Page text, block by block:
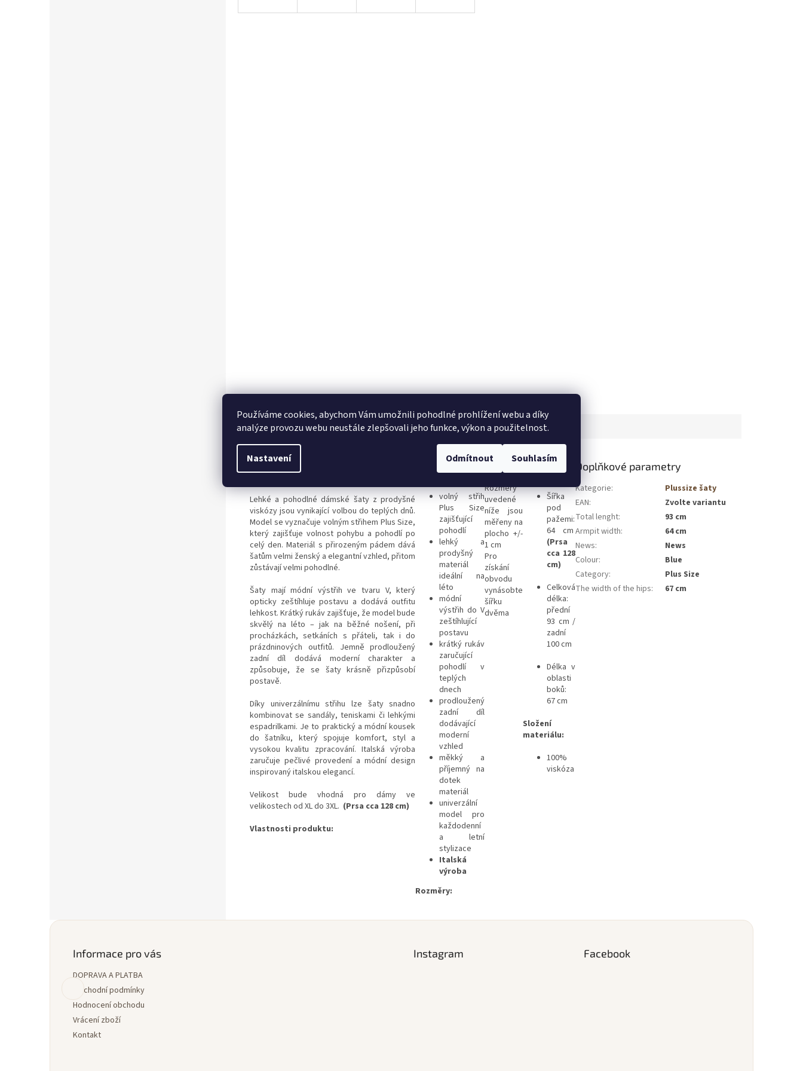
Používáme cookies, abychom Vám umožnili pohodlné prohlížení webu a díky
analýze provozu webu neustále zlepšovali jeho funkce, výkon a použitelnost.
Nastavení Odmítnout Souhlasím
Popis Diskuze
Lehké a pohodlné dámské šaty z prodyšné
viskózy jsou vynikající volbou do teplých dnů.
Model se vyznačuje volným střihem Plus Size,
který zajišťuje volnost pohybu a pohodlí po
celý den. Materiál s přirozeným pádem dává
šatům velmi ženský a elegantní vzhled, přitom
zůstávají velmi pohodlné.
Šaty mají módní výstřih ve tvaru V, který
opticky zeštíhluje postavu a dodává outfitu
lehkost. Krátký rukáv zajišťuje, že model bude
skvělý na léto – jak na běžné nošení, při
procházkách, setkáních s přáteli, tak i do
prázdninových outfitů. Jemně prodloužený
zadní díl dodává moderní charakter a
způsobuje, že se šaty krásně přizpůsobí
postavě.
Díky univerzálnímu střihu lze šaty snadno
kombinovat se sandály, teniskami či lehkými
espadrilkami. Je to praktický a módní kousek
do šatníku, který spojuje komfort, styl a
vysokou kvalitu zpracování. Italská výroba
zaručuje pečlivé provedení a módní design
inspirovaný italskou elegancí.
Velikost bude vhodná pro dámy ve
velikostech od XL do 3XL. (Prsa cca 128 cm)
Vlastnosti produktu:
volný střih
Plus Size
zajišťující
pohodlí
lehký a
prodyšný
materiál
ideální na
léto
módní
výstřih do V
zeštíhlující
postavu
krátký rukáv
zaručující
pohodlí v
teplých
dnech
prodloužený
zadní díl
dodávající
moderní
vzhled
měkký a
příjemný na
dotek
materiál
univerzální
model pro
každodenní
a letní
stylizace
Italská
výroba
Rozměry:
Rozměry
uvedené
níže jsou
měřeny na
plocho +/-
1 cm
Pro
získání
obvodu
vynásobte
šířku
dvěma
Šířka
pod
pažemi:
64 cm
(Prsa
cca 128
cm)
Celková
délka:
přední
93 cm /
zadní
100 cm
Délka v
oblasti
boků:
67 cm
Složení
materiálu:
100%
viskóza
Doplňkové parametry
Kategorie:
Plussize šaty
EAN:
Zvolte variantu
Total lenght:
93 cm
Armpit width:
64 cm
News:
News
Colour:
Blue
Category:
Plus Size
The width of the hips: 67 cm
Informace pro vás
DOPRAVA A PLATBA
Obchodní podmínky
Hodnocení obchodu
Vrácení zboží
Kontakt
Instagram Facebook